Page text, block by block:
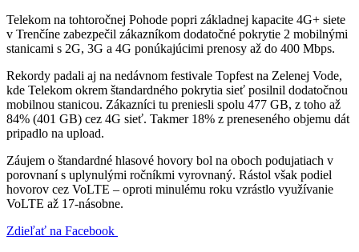
Telekom na tohtoročnej Pohode popri základnej kapacite 4G+ siete
v Trenčíne zabezpečil zákazníkom dodatočné pokrytie 2 mobilnými
stanicami s 2G, 3G a 4G ponúkajúcimi prenosy až do 400 Mbps.
Rekordy padali aj na nedávnom festivale Topfest na Zelenej Vode,
kde Telekom okrem štandardného pokrytia sieť posilnil dodatočnou
mobilnou stanicou. Zákazníci tu preniesli spolu 477 GB, z toho až
84% (401 GB) cez 4G sieť. Takmer 18% z preneseného objemu dát
pripadlo na upload.
Záujem o štandardné hlasové hovory bol na oboch podujatiach v
porovnaní s uplynulými ročníkmi vyrovnaný. Rástol však podiel
hovorov cez VoLTE – oproti minulému roku vzrástlo využívanie
VoLTE až 17-násobne.
Zdieľať na Facebook